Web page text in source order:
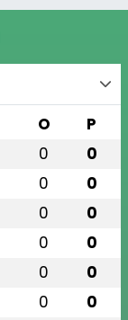
O P
0 0
0 0
0 0
0 0
0 0
0 0